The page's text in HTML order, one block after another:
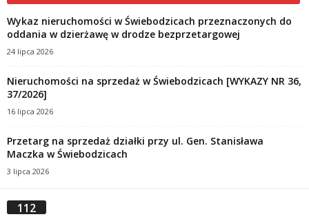
Wykaz nieruchomości w Świebodzicach przeznaczonych do
oddania w dzierżawę w drodze bezprzetargowej
24 lipca 2026
Nieruchomości na sprzedaż w Świebodzicach [WYKAZY NR 36,
37/2026]
16 lipca 2026
Przetarg na sprzedaż działki przy ul. Gen. Stanisława
Maczka w Świebodzicach
3 lipca 2026
112